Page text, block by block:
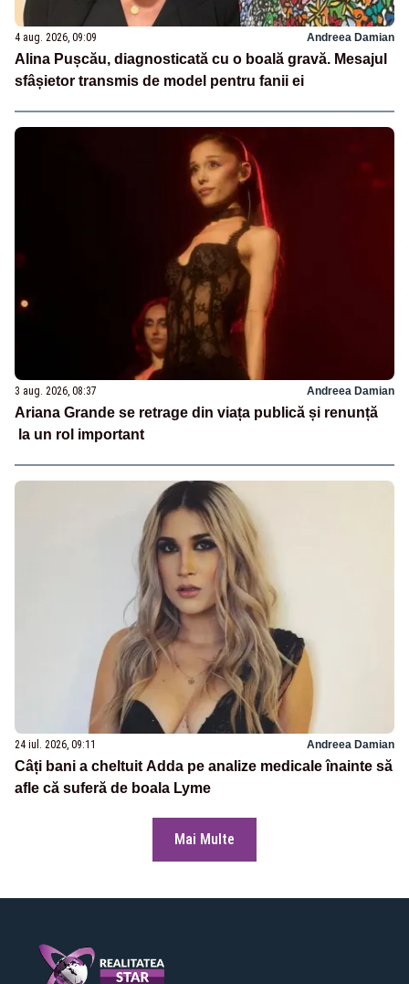
4 aug. 2026, 09:09 Andreea Damian
Alina Pușcău, diagnosticată cu o boală gravă. Mesajul
sfâșietor transmis de model pentru fanii ei
3 aug. 2026, 08:37 Andreea Damian
Ariana Grande se retrage din viața publică și renunță
la un rol important
24 iul. 2026, 09:11 Andreea Damian
Câți bani a cheltuit Adda pe analize medicale înainte să
afle că suferă de boala Lyme
Mai Multe